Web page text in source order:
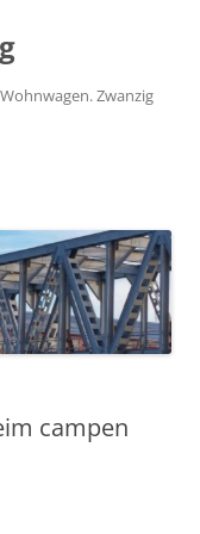
Zwanzig
campen